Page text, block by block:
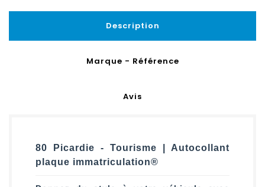
Description
Marque - Référence
Avis
80 Picardie - Tourisme | Autocollant
plaque immatriculation®